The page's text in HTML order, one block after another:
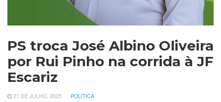
PS troca José Albino Oliveira
por Rui Pinho na corrida à JF
Escariz
21 DE JULHO, 2025 POLÍTICA